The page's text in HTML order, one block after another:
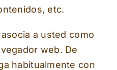
etc.
a usted como
web. De
habitualmente con